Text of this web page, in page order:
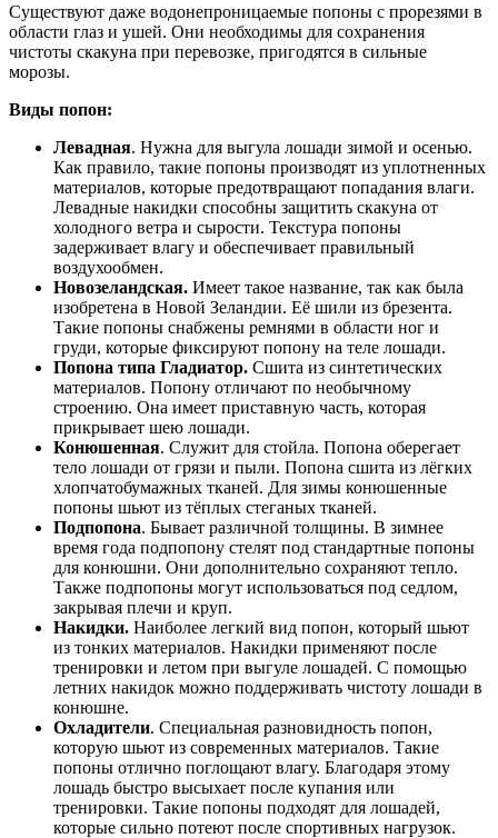
Существуют даже водонепроницаемые попоны с прорезями в
области глаз и ушей. Они необходимы для сохранения
чистоты скакуна при перевозке, пригодятся в сильные
морозы.
Виды попон:
Левадная. Нужна для выгула лошади зимой и осенью.
Как правило, такие попоны производят из уплотненных
материалов, которые предотвращают попадания влаги.
Левадные накидки способны защитить скакуна от
холодного ветра и сырости. Текстура попоны
задерживает влагу и обеспечивает правильный
воздухообмен.
Новозеландская. Имеет такое название, так как была
изобретена в Новой Зеландии. Её шили из брезента.
Такие попоны снабжены ремнями в области ног и
груди, которые фиксируют попону на теле лошади.
Попона типа Гладиатор. Сшита из синтетических
материалов. Попону отличают по необычному
строению. Она имеет приставную часть, которая
прикрывает шею лошади.
Конюшенная. Служит для стойла. Попона оберегает
тело лошади от грязи и пыли. Попона сшита из лёгких
хлопчатобумажных тканей. Для зимы конюшенные
попоны шьют из тёплых стеганых тканей.
Подпопона. Бывает различной толщины. В зимнее
время года подпопону стелят под стандартные попоны
для конюшни. Они дополнительно сохраняют тепло.
Также подпопоны могут использоваться под седлом,
закрывая плечи и круп.
Накидки. Наиболее легкий вид попон, который шьют
из тонких материалов. Накидки применяют после
тренировки и летом при выгуле лошадей. С помощью
летних накидок можно поддерживать чистоту лошади в
конюшне.
Охладители. Специальная разновидность попон,
которую шьют из современных материалов. Такие
попоны отлично поглощают влагу. Благодаря этому
лошадь быстро высыхает после купания или
тренировки. Такие попоны подходят для лошадей,
которые сильно потеют после спортивных нагрузок.